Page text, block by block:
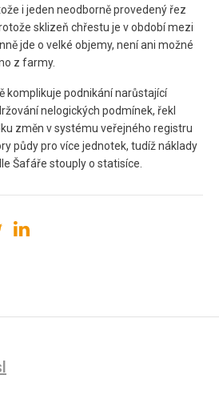
i jeden neodborně provedený řez
sklizeň chřestu je v období mezi
jde o velké objemy, není ani možné
z farmy.
komplikuje podnikání narůstající
nelogických podmínek, řekl
změn v systému veřejného registru
půdy pro více jednotek, tudíž náklady
Šafáře stouply o statisíce.